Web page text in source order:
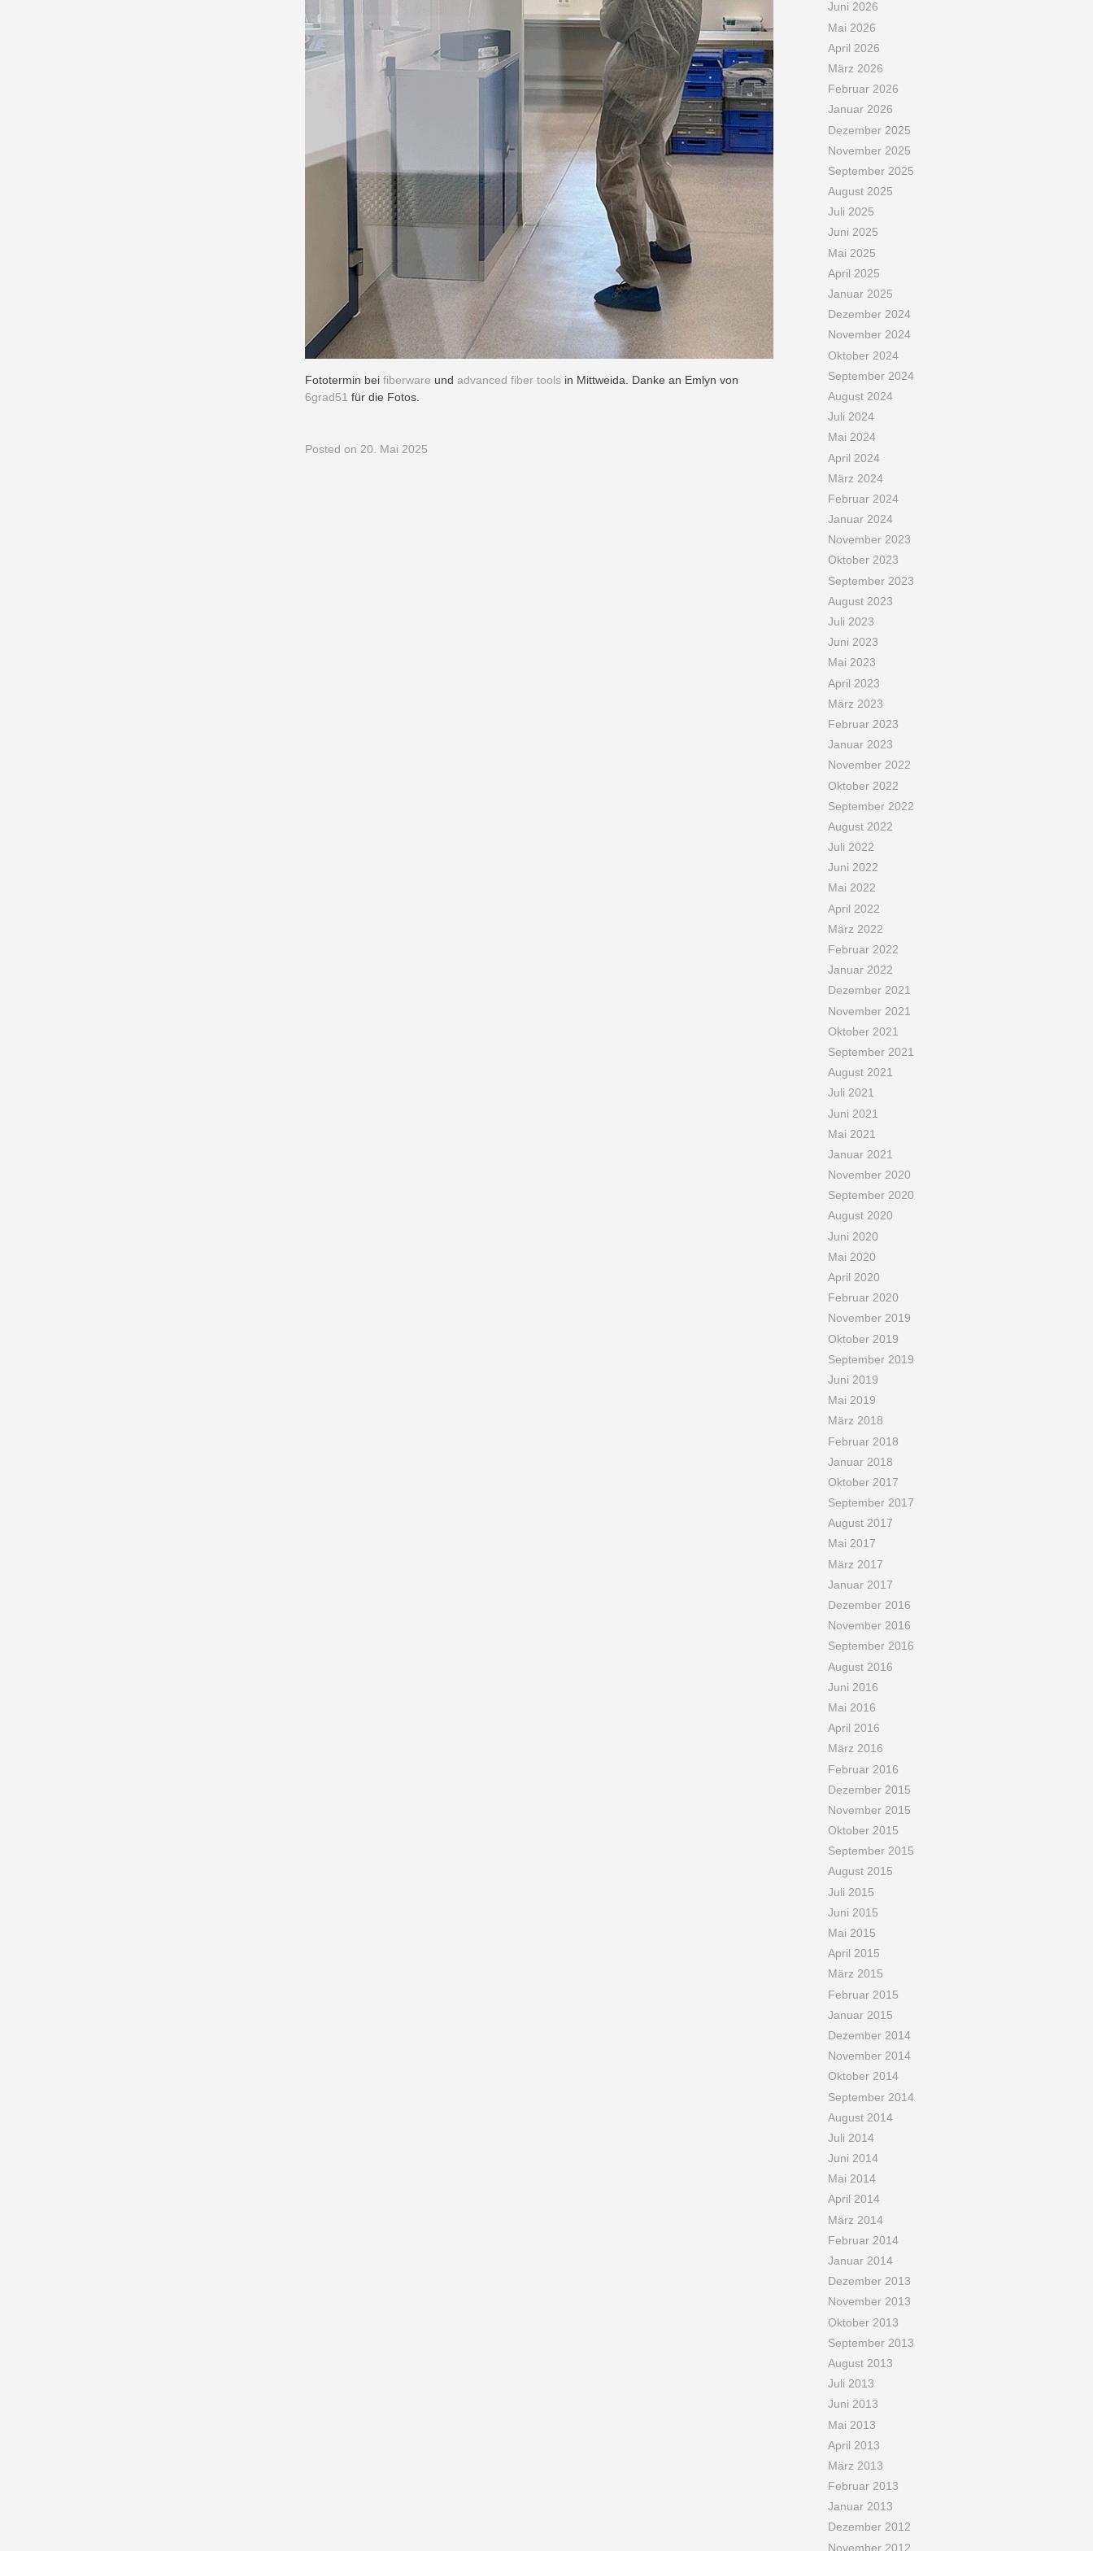
Fototermin beifiberware undadvanced fiber tools in Mittweida. Danke an Emlyn von
6grad51 für die Fotos.
Posted on 20. Mai 2025
Juni 2026
Mai 2026
April 2026
März 2026
Februar 2026
Januar 2026
Dezember 2025
November 2025
September 2025
August 2025
Juli 2025
Juni 2025
Mai 2025
April 2025
Januar 2025
Dezember 2024
November 2024
Oktober 2024
September 2024
August 2024
Juli 2024
Mai 2024
April 2024
März 2024
Februar 2024
Januar 2024
November 2023
Oktober 2023
September 2023
August 2023
Juli 2023
Juni 2023
Mai 2023
April 2023
März 2023
Februar 2023
Januar 2023
November 2022
Oktober 2022
September 2022
August 2022
Juli 2022
Juni 2022
Mai 2022
April 2022
März 2022
Februar 2022
Januar 2022
Dezember 2021
November 2021
Oktober 2021
September 2021
August 2021
Juli 2021
Juni 2021
Mai 2021
Januar 2021
November 2020
September 2020
August 2020
Juni 2020
Mai 2020
April 2020
Februar 2020
November 2019
Oktober 2019
September 2019
Juni 2019
Mai 2019
März 2018
Februar 2018
Januar 2018
Oktober 2017
September 2017
August 2017
Mai 2017
März 2017
Januar 2017
Dezember 2016
November 2016
September 2016
August 2016
Juni 2016
Mai 2016
April 2016
März 2016
Februar 2016
Dezember 2015
November 2015
Oktober 2015
September 2015
August 2015
Juli 2015
Juni 2015
Mai 2015
April 2015
März 2015
Februar 2015
Januar 2015
Dezember 2014
November 2014
Oktober 2014
September 2014
August 2014
Juli 2014
Juni 2014
Mai 2014
April 2014
März 2014
Februar 2014
Januar 2014
Dezember 2013
November 2013
Oktober 2013
September 2013
August 2013
Juli 2013
Juni 2013
Mai 2013
April 2013
März 2013
Februar 2013
Januar 2013
Dezember 2012
November 2012